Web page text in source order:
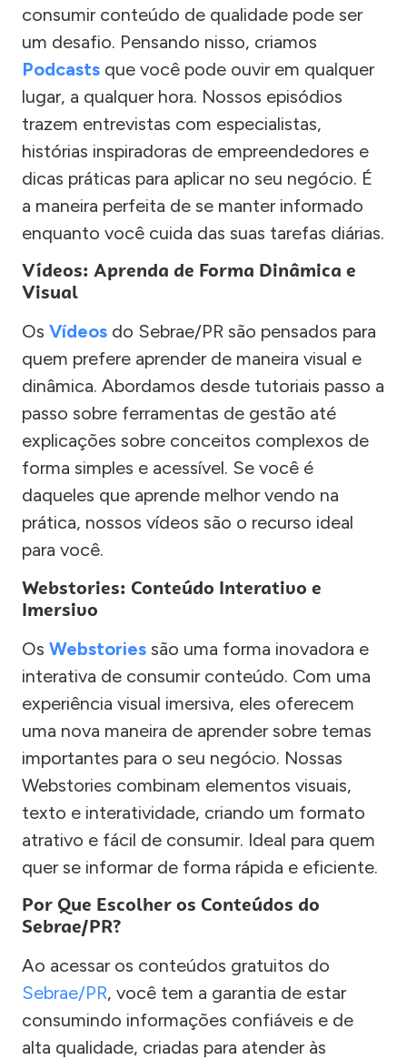
consumir conteúdo de qualidade pode ser
um desafio. Pensando nisso, criamos
Podcasts que você pode ouvir em qualquer
lugar, a qualquer hora. Nossos episódios
trazem entrevistas com especialistas,
histórias inspiradoras de empreendedores e
dicas práticas para aplicar no seu negócio. É
a maneira perfeita de se manter informado
enquanto você cuida das suas tarefas diárias.
Vídeos: Aprenda de Forma Dinâmica e
Visual
Os Vídeos do Sebrae/PR são pensados para
quem prefere aprender de maneira visual e
dinâmica. Abordamos desde tutoriais passo a
passo sobre ferramentas de gestão até
explicações sobre conceitos complexos de
forma simples e acessível. Se você é
daqueles que aprende melhor vendo na
prática, nossos vídeos são o recurso ideal
para você.
Webstories: Conteúdo Interativo e
Imersivo
Os Webstories são uma forma inovadora e
interativa de consumir conteúdo. Com uma
experiência visual imersiva, eles oferecem
uma nova maneira de aprender sobre temas
importantes para o seu negócio. Nossas
Webstories combinam elementos visuais,
texto e interatividade, criando um formato
atrativo e fácil de consumir. Ideal para quem
quer se informar de forma rápida e eficiente.
Por Que Escolher os Conteúdos do
Sebrae/PR?
Ao acessar os conteúdos gratuitos do
Sebrae/PR, você tem a garantia de estar
consumindo informações confiáveis e de
alta qualidade, criadas para atender às